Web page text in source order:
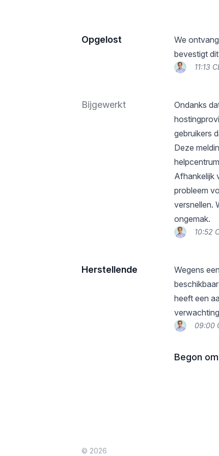
Opgelost
We
bevestigt
11:13
Bijgewerkt
Ondanks
gebruikers
Deze
Afhankelijk
probleem
versnellen.
ongemak.
10:52
Herstellende
Wegens
heeft een
09:00
Begon
© 2026